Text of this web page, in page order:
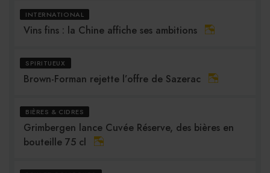
INTERNATIONAL
Vins fins : la Chine affiche ses ambitions
SPIRITUEUX
Brown-Forman rejette l’offre de Sazerac
BIÈRES & CIDRES
Grimbergen lance Cuvée Réserve, des bières en
bouteille 75 cl